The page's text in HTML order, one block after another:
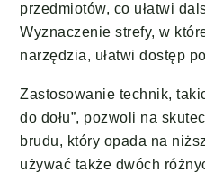
przedmiotów, co ułatwi
Wyznaczenie strefy, w
narzędzia, ułatwi dostęp
Zastosowanie technik,
do dołu”, pozwoli na
brudu, który opada na
używać także dwóch